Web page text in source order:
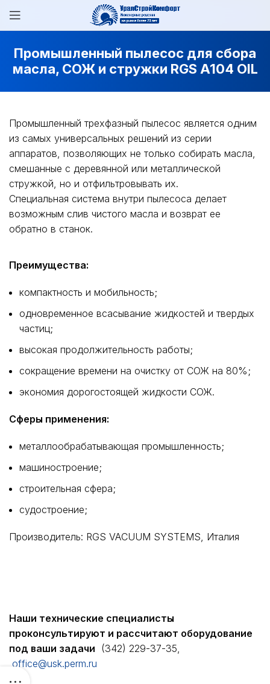
Промышленный пылесос для сбора
масла, СОЖ и стружки RGS A104 OIL
Промышленный трехфазный пылесос является одним
из самых универсальных решений из серии
аппаратов, позволяющих не только собирать масла,
смешанные с деревянной или металлической
стружкой, но и отфильтровывать их.
Специальная система внутри пылесоса делает
возможным слив чистого масла и возврат ее
обратно в станок.
Преимущества:
компактность и мобильность;
одновременное всасывание жидкостей и твердых
частиц;
высокая продолжительность работы;
сокращение времени на очистку от СОЖ на 80%;
экономия дорогостоящей жидкости СОЖ.
Сферы применения:
металлообрабатывающая промышленность;
машиностроение;
строительная сфера;
судостроение;
Производитель: RGS VACUUM SYSTEMS, Италия
Наши технические специалисты
проконсультируют и рассчитают оборудование
под ваши задачи (342) 229-37-35,
office@usk.perm.ru